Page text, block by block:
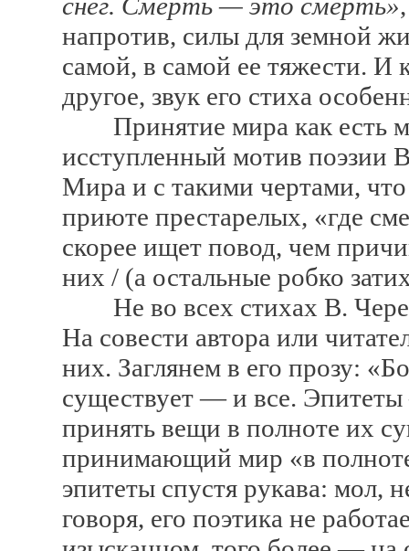
напротив, силы для земной
самой, в самой ее тяжести. И
другое, звук его стиха
Принятие мира как есть
исступленный мотив поэзии
Мира и с такими чертами,
приюте престарелых, «где
скорее ищет повод, чем
них / (а остальные робко
Не во всех стихах В.
На совести автора или
них. Заглянем в его прозу:
существует — и все.
принять вещи в полноте их
принимающий мир «в
эпитеты спустя рукава: мол,
говоря, его поэтика не